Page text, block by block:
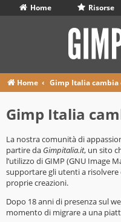
Home Risorse
Home Gimp Italia cambia
Gimp Italia
La nostra comunità di
partire da Gimpitalia.it, un sito
l’utilizzo di GIMP (GNU Image
supportare gli utenti a
proprie creazioni.
Dopo 18 anni di presenza sul
momento di migrare a una